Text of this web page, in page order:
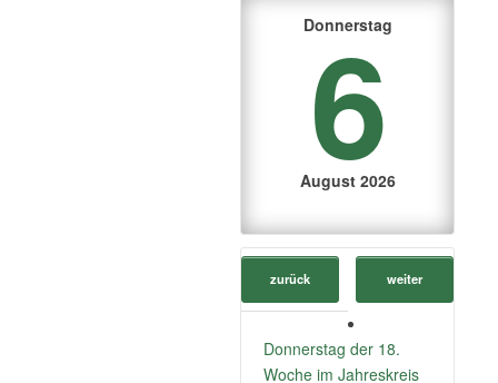
Donnerstag
6
August 2026
zurück weiter
Donnerstag der 18.
Woche im Jahreskreis